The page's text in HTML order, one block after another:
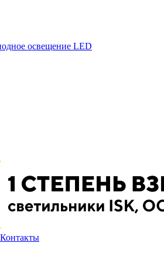
освещение LED
Контакты